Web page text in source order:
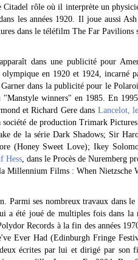
rôle où il interprète un
les années 1920. Il joue aussi
dans le téléfilm The Far Pavilions
dans une publicité pour
en 1920 et 1924, incarné
dans la publicité pour le
"Manstyle winners" en 1985. En
et Richard Gere dans Lancelot,
de production Trimark
de la série Dark Shadows; Sir
(Honey Sweet Love); Ikey
Hess, dans le Procès de Nuremberg
Millennium Films : When Nietzsche
Parmi ses nombreux travaux dans
a été joué de multiples fois dans la
Records à la fin des années
Ever Had (Edinburgh Fringe
écrites par lui et dirigé par son